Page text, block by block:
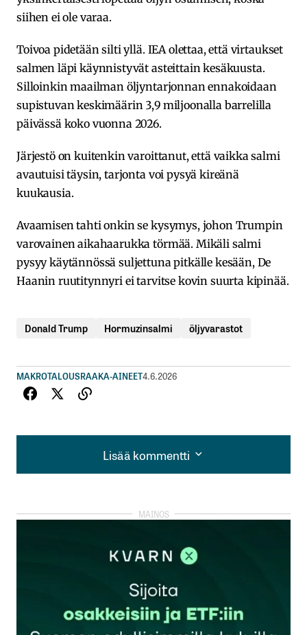
siihen ei ole varaa.
Toivoa pidetään silti yllä. IEA olettaa, että virtaukset
salmen läpi käynnistyvät asteittain kesäkuusta.
Silloinkin maailman öljyntarjonnan ennakoidaan
supistuvan keskimäärin 3,9 miljoonalla barrelilla
päivässä koko vuonna 2026.
Järjestö on kuitenkin varoittanut, että vaikka salmi
avautuisi täysin, tarjonta voi pysyä kireänä
kuukausia.
Avaamisen tahti onkin se kysymys, johon Trumpin
varovainen aikahaarukka törmää. Mikäli salmi
pysyy käytännössä suljettuna pitkälle kesään, De
Haanin ruutitynnyri ei tarvitse kovin suurta kipinää.
Donald Trump Hormuzinsalmi öljyvarastot
MAKROTALOUSRAAKA-AINEET4.6.2026
Lisää kommentti
Lisää kommentti
kirjautua
rekisteröityä